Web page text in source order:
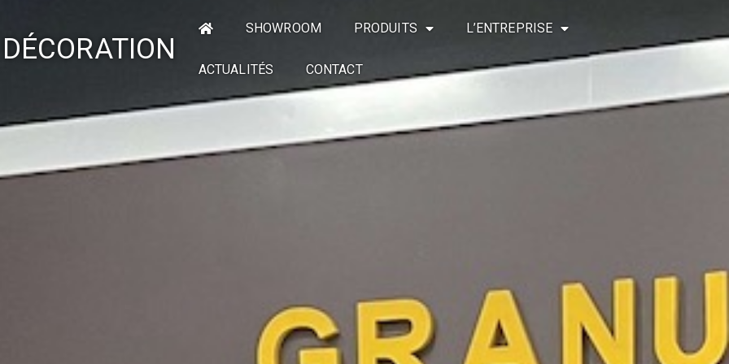
SHOWROOM PRODUITS L’ENTREPRISE
ACTUALITÉS CONTACT